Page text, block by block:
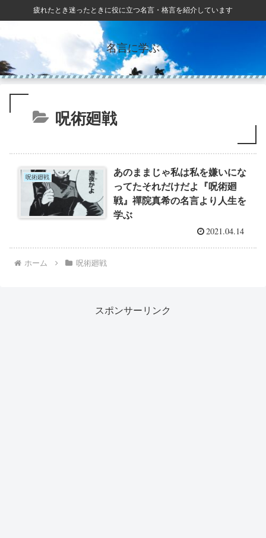
疲れたとき迷ったときに役に立つ名言・格言を紹介しています
名言に学ぶ
呪術廻戦
呪術廻戦
あのままじゃ私は私を嫌いにな
ってたそれだけだよ『呪術廻
戦』禪院真希の名言より人生を
学ぶ
2021.04.14
ホーム 呪術廻戦
スポンサーリンク